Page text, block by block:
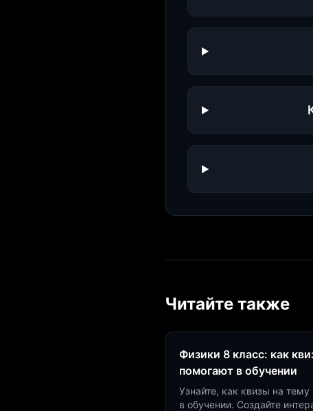
Читайте также
Физики 8 класс: как
помогают в обучении
Узнайте, как квизы на
в обучении. Создайте